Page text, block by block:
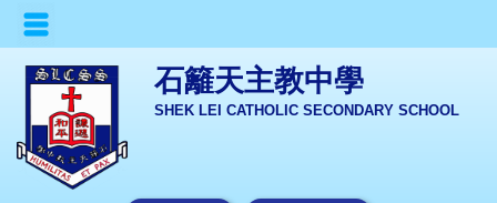
石籬天主教中學
SHEK LEI CATHOLIC SECONDARY SCHOOL